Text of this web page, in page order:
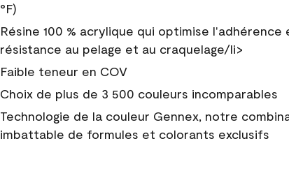
°F)
Résine 100 % acrylique qui optimise l'adhérence
résistance au pelage et au craquelage/li>
Faible teneur en COV
Choix de plus de 3 500 couleurs incomparables
Technologie de la couleur Gennex, notre
imbattable de formules et colorants exclusifs